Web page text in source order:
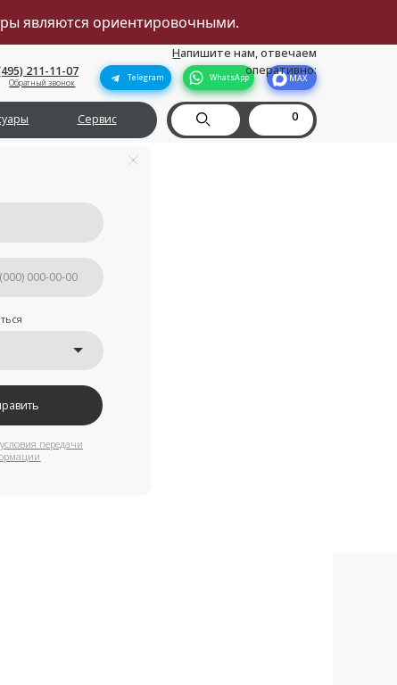
являются ориентировочными.
Telegram WhatsApp MAX
0
Напишите нам, отвечаем
оперативно: